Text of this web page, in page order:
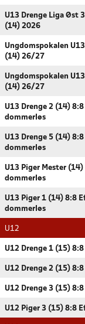
U13 Drenge Liga Øst
(14) 2026
Ungdomspokalen
(14) 26/27
Ungdomspokalen
(14) 26/27
U13 Drenge 2 (14)
dommerløs
U13 Drenge 5 (14)
dommerløs
U13 Piger Mester
dommerløs
U13 Piger 1 (14) 8:8
dommerløs
U12
U12 Drenge 1 (15)
U12 Drenge 2 (15)
U12 Drenge 3 (15)
U12 Piger 3 (15) 8:8